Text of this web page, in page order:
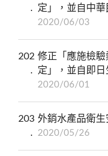
定」，並自中華
2020/06/03
202 修正「應施檢
定」，並自即日
2020/06/01
203 外銷水產品衛
2020/05/26